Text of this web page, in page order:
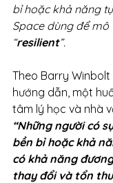
bỉ hoặc khả năng
Space dùng để
“resilient”.
Theo Barry
hướng dẫn, một
tâm lý học và nhà
“Những người có
bền bỉ hoặc khả
có khả năng
thay đổi và tổn